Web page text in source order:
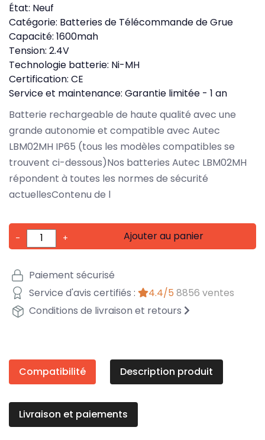
État: Neuf
Catégorie: Batteries de Télécommande de Grue
Capacité: 1600mah
Tension: 2.4V
Technologie batterie: Ni-MH
Certification: CE
Service et maintenance: Garantie limitée - 1 an
Batterie rechargeable de haute qualité avec une
grande autonomie et compatible avec Autec
LBM02MH IP65 (tous les modèles compatibles se
trouvent ci-dessous)Nos batteries Autec LBM02MH
répondent à toutes les normes de sécurité
actuellesContenu de l
- + Ajouter au panier
Paiement sécurisé
Service d'avis certifiés :
4.4/5 8856 ventes
Conditions de livraison et retours
Compatibilité Description produit
Livraison et paiements